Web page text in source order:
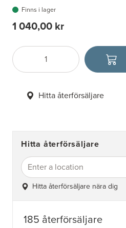
Finns i lager
1 040,00 kr
Antal
Välj enhet
Hitta återförsäljare
Hitta återförsäljare
Hitta återförsäljare nära dig
185 återförsäljare